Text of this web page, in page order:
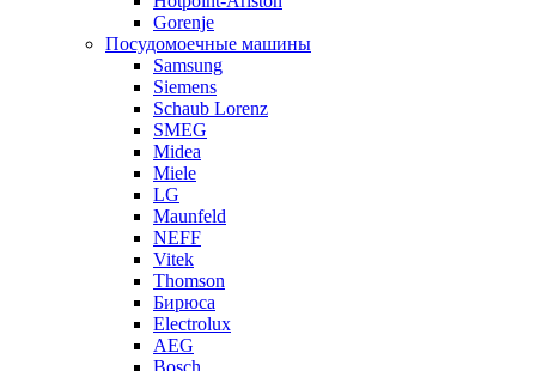
Gorenje
Посудомоечные машины
Samsung
Siemens
Schaub Lorenz
SMEG
Midea
Miele
LG
Maunfeld
NEFF
Vitek
Thomson
Бирюса
Electrolux
AEG